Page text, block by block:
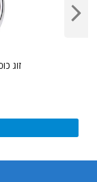
זוג